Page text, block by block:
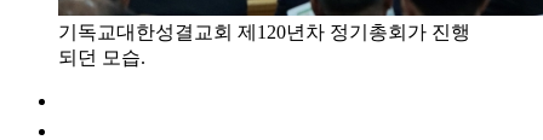
기독교대한성결교회 제120년차 정기총회가 진행
되던 모습.